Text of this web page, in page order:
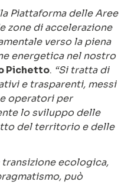
Piattaforma delle Aree
zone di accelerazione
verso la piena
energetica nel nostro
Pichetto. “Si tratta di
e trasparenti, messi
operatori per
lo sviluppo delle
del territorio e delle
transizione ecologica,
può